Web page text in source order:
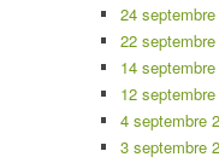
24
22
14
12
4 septembre
3 septembre